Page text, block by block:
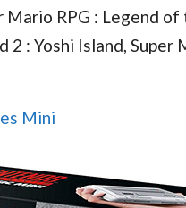
RPG : Legend of
: Yoshi Island, Super
Mini